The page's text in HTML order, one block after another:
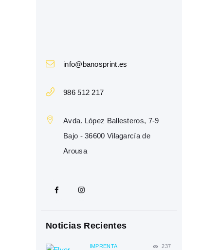
info@banosprint.es
986 512 217
Avda. López Ballesteros, 7-9
Bajo - 36600 Vilagarcía de
Arousa
Noticias Recientes
IMPRENTA 237